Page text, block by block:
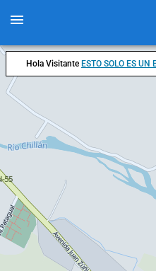
Hola Visitante ESTO SOLO ES